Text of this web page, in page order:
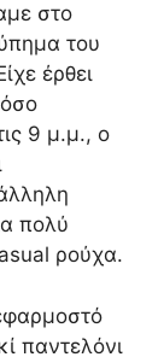
στο
του
έρθει
9 μ.μ., ο
πολύ
ρούχα.
παντελόνι